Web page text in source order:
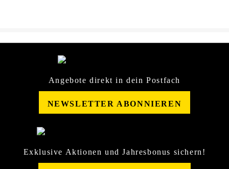
Angebote direkt in dein Postfach
NEWSLETTER ABONNIEREN
Exklusive Aktionen und Jahresbonus sichern!